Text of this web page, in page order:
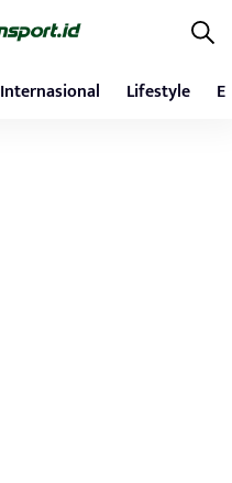
Internasional Lifestyle